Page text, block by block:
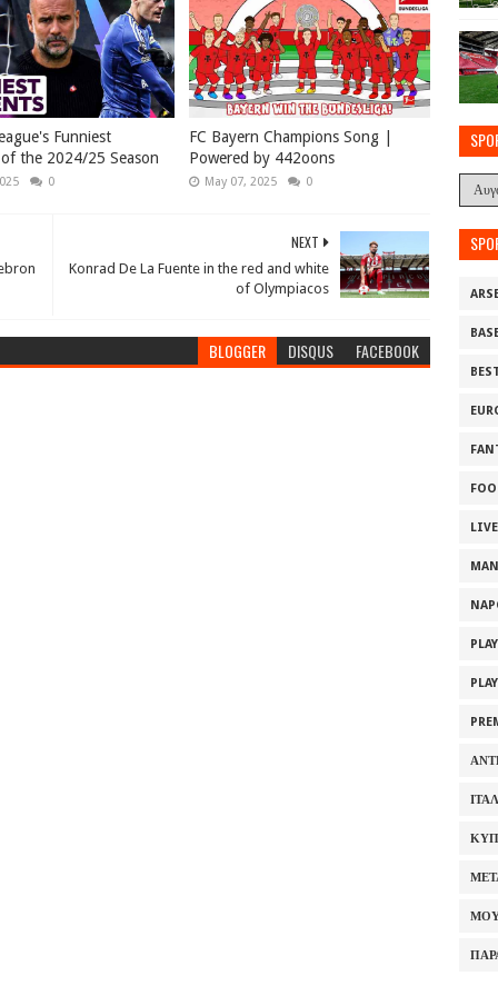
Funniest
the 2024/25 Season
0
FC Bayern Champions Song |
Powered by 442oons
May 07, 2025 0
NEXT
Konrad De La Fuente in the red and white
of Olympiacos
BLOGGER DISQUS FACEBOOK